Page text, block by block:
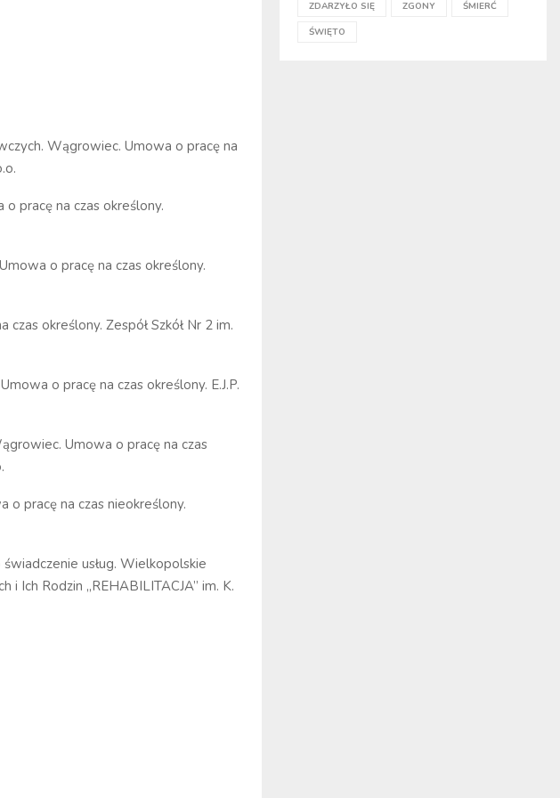
Wągrowiec. Umowa o pracę na
pracę na czas określony.
o pracę na czas określony.
określony. Zespół Szkół Nr 2 im.
o pracę na czas określony. E.J.P.
Umowa o pracę na czas
o pracę na czas nieokreślony.
usług. Wielkopolskie
i Ich Rodzin „REHABILITACJA” im. K.
ZDARZYŁO SIĘ ZGONY ŚMIERĆ
ŚWIĘTO